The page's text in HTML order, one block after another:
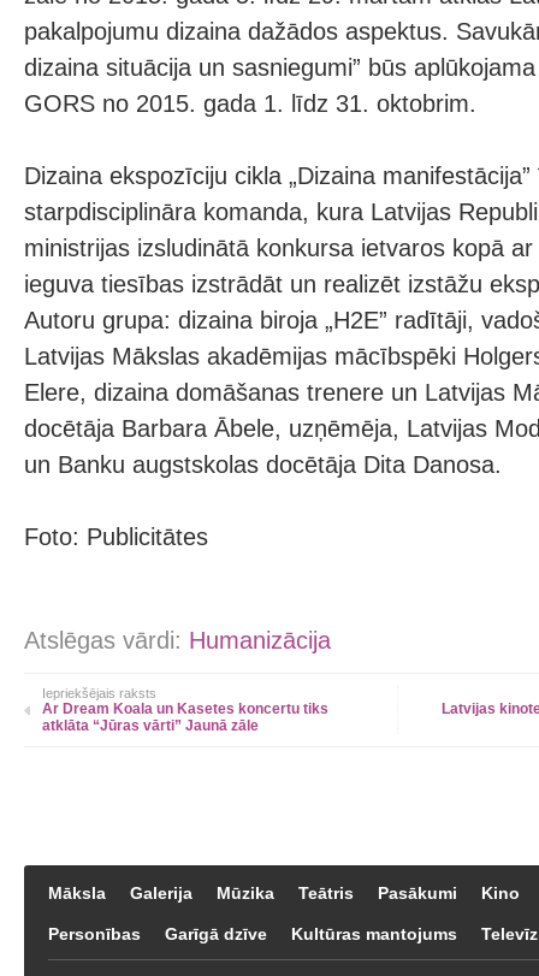
pakalpojumu dizaina dažādos aspektus.
dizaina situācija un sasniegumi” būs
GORS no 2015. gada 1. līdz 31. oktobrim.
Dizaina ekspozīciju cikla „Dizaina
starpdisciplināra komanda, kura Latvijas
ministrijas izsludinātā konkursa ietvaros kopā ar
ieguva tiesības izstrādāt un realizēt izstāžu
Autoru grupa: dizaina biroja „H2E” radītāji,
Latvijas Mākslas akadēmijas mācībspēki
Elere, dizaina domāšanas trenere un Latvijas
docētāja Barbara Ābele, uzņēmēja, Latvijas
un Banku augstskolas docētāja Dita Danosa.
Foto: Publicitātes
Atslēgas vārdi: Humanizācija
Iepriekšējais raksts
Ar Dream Koala un Kasetes koncertu tiks
atklāta “Jūras vārti” Jaunā zāle
Latvijas
Māksla Galerija Mūzika Teātris Pasākumi Kino
Personības Garīgā dzīve Kultūras mantojums